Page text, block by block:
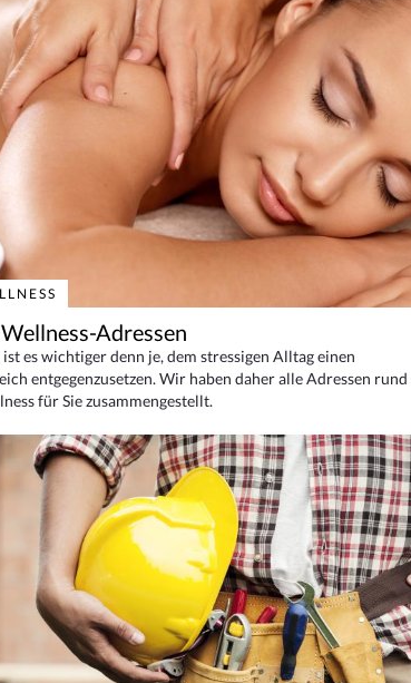
Adressen
es wichtiger denn je, dem stressigen Alltag einen
entgegenzusetzen. Wir haben daher alle Adressen rund
für Sie zusammengestellt.